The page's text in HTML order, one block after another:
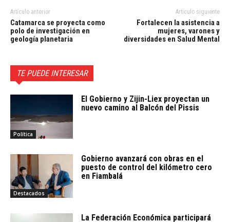
Artículo anterior
Catamarca se proyecta como
polo de investigación en
geología planetaria
Artículo siguiente
Fortalecen la asistencia a
mujeres, varones y
diversidades en Salud Mental
TE PUEDE INTERESAR
Política
El Gobierno y Zijin-Liex proyectan un
nuevo camino al Balcón del Pissis
Destacados
Gobierno avanzará con obras en el
puesto de control del kilómetro cero
en Fiambalá
La Federación Económica participará